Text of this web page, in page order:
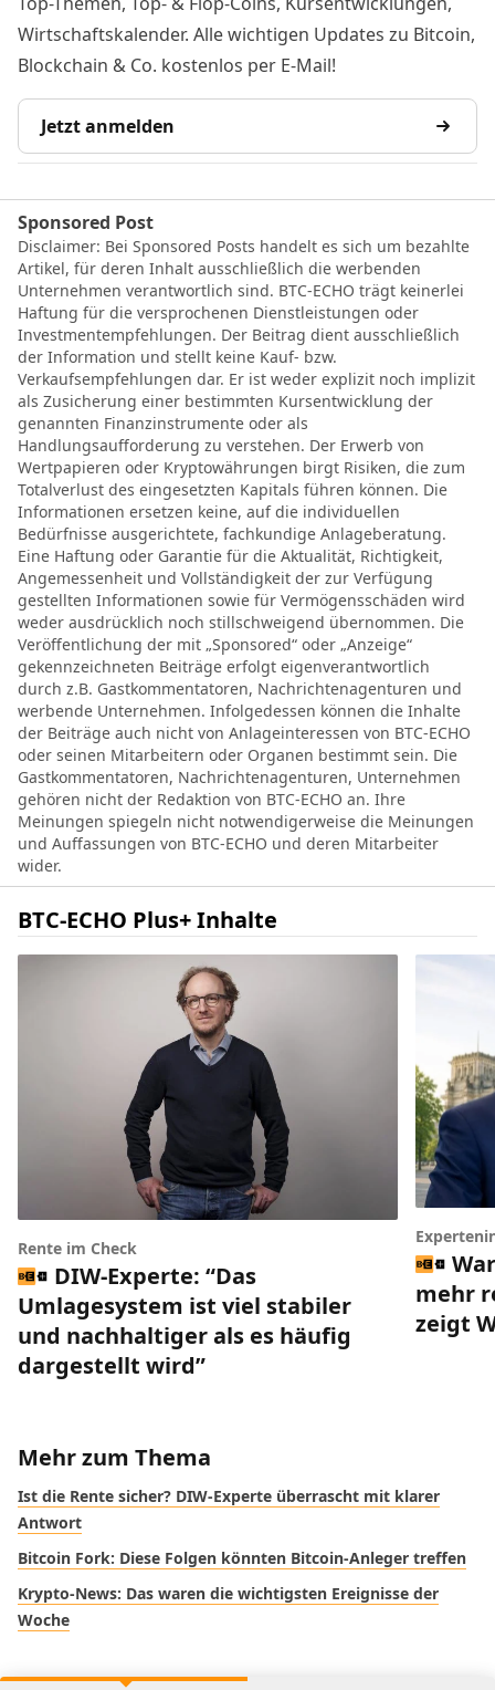
Wirtschaftskalender. Alle wichtigen Updates zu Bitcoin,
Blockchain & Co. kostenlos per E-Mail!
Jetzt anmelden
Sponsored Post
Disclaimer: Bei Sponsored Posts handelt es sich um bezahlte
Artikel, für deren Inhalt ausschließlich die werbenden
Unternehmen verantwortlich sind. BTC-ECHO trägt keinerlei
Haftung für die versprochenen Dienstleistungen oder
Investmentempfehlungen. Der Beitrag dient ausschließlich
der Information und stellt keine Kauf- bzw.
Verkaufsempfehlungen dar. Er ist weder explizit noch implizit
als Zusicherung einer bestimmten Kursentwicklung der
genannten Finanzinstrumente oder als
Handlungsaufforderung zu verstehen. Der Erwerb von
Wertpapieren oder Kryptowährungen birgt Risiken, die zum
Totalverlust des eingesetzten Kapitals führen können. Die
Informationen ersetzen keine, auf die individuellen
Bedürfnisse ausgerichtete, fachkundige Anlageberatung.
Eine Haftung oder Garantie für die Aktualität, Richtigkeit,
Angemessenheit und Vollständigkeit der zur Verfügung
gestellten Informationen sowie für Vermögensschäden wird
weder ausdrücklich noch stillschweigend übernommen. Die
Veröffentlichung der mit „Sponsored“ oder „Anzeige“
gekennzeichneten Beiträge erfolgt eigenverantwortlich
durch z.B. Gastkommentatoren, Nachrichtenagenturen und
werbende Unternehmen. Infolgedessen können die Inhalte
der Beiträge auch nicht von Anlageinteressen von BTC-ECHO
oder seinen Mitarbeitern oder Organen bestimmt sein. Die
Gastkommentatoren, Nachrichtenagenturen, Unternehmen
gehören nicht der Redaktion von BTC-ECHO an. Ihre
Meinungen spiegeln nicht notwendigerweise die Meinungen
und Auffassungen von BTC-ECHO und deren Mitarbeiter
wider.
BTC-ECHO Plus+ Inhalte
Rente im Check
DIW-Experte: “Das
Umlagesystem ist viel stabiler
und nachhaltiger als es häufig
dargestellt wird”
mehr
zeigt
Mehr zum Thema
Ist die Rente sicher? DIW-Experte überrascht mit klarer
Antwort
Bitcoin Fork: Diese Folgen könnten Bitcoin-Anleger treffen
Krypto-News: Das waren die wichtigsten Ereignisse der
Woche